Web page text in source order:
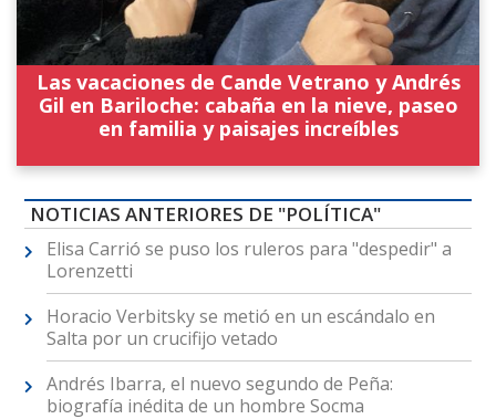
Las vacaciones de Cande Vetrano y Andrés
Gil en Bariloche: cabaña en la nieve, paseo
en familia y paisajes increíbles
NOTICIAS ANTERIORES DE "POLÍTICA"
Elisa Carrió se puso los ruleros para "despedir" a
Lorenzetti
Horacio Verbitsky se metió en un escándalo en
Salta por un crucifijo vetado
Andrés Ibarra, el nuevo segundo de Peña:
biografía inédita de un hombre Socma